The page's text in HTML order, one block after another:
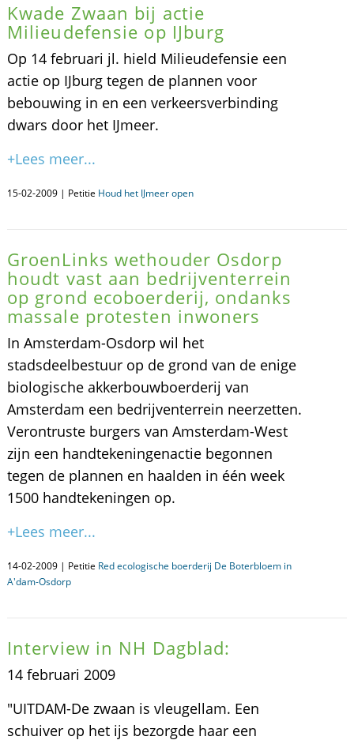
Kwade Zwaan bij actie
Milieudefensie op IJburg
Op 14 februari jl. hield Milieudefensie een
actie op IJburg tegen de plannen voor
bebouwing in en een verkeersverbinding
dwars door het IJmeer.
+Lees meer...
15-02-2009 | Petitie Houd het IJmeer open
GroenLinks wethouder Osdorp
houdt vast aan bedrijventerrein
op grond ecoboerderij, ondanks
massale protesten inwoners
In Amsterdam-Osdorp wil het
stadsdeelbestuur op de grond van de enige
biologische akkerbouwboerderij van
Amsterdam een bedrijventerrein neerzetten.
Verontruste burgers van Amsterdam-West
zijn een handtekeningenactie begonnen
tegen de plannen en haalden in één week
1500 handtekeningen op.
+Lees meer...
14-02-2009 | Petitie Red ecologische boerderij De Boterbloem in
A'dam-Osdorp
Interview in NH Dagblad:
14 februari 2009
"UITDAM-De zwaan is vleugellam. Een
schuiver op het ijs bezorgde haar een